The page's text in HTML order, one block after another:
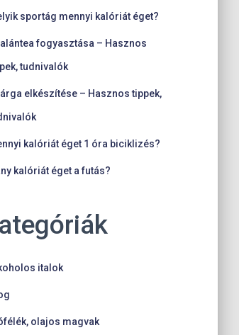
sportág mennyi kalóriát éget?
fogyasztása – Hasznos
tudnivalók
elkészítése – Hasznos tippek,
kalóriát éget 1 óra biciklizés?
kalóriát éget a futás?
italok
olajos magvak